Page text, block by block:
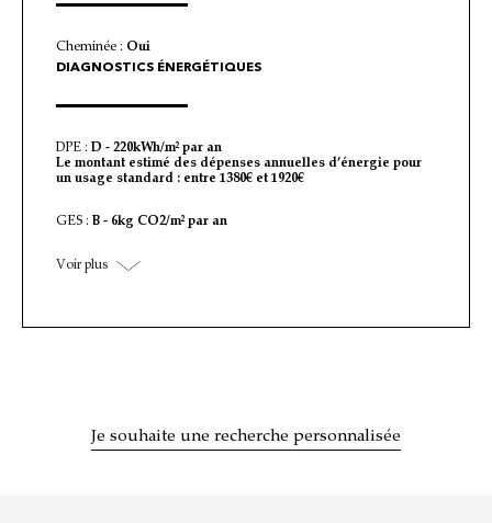
Cheminée : Oui
DIAGNOSTICS ÉNERGÉTIQUES
DPE : D - 220kWh/m² par an
Le montant estimé des dépenses annuelles d’énergie pour
un usage standard : entre 1380€ et 1920€
GES : B - 6kg CO2/m² par an
Voir plus
Je souhaite une recherche personnalisée